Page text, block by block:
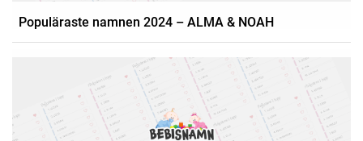
Populäraste namnen 2024 – ALMA & NOAH